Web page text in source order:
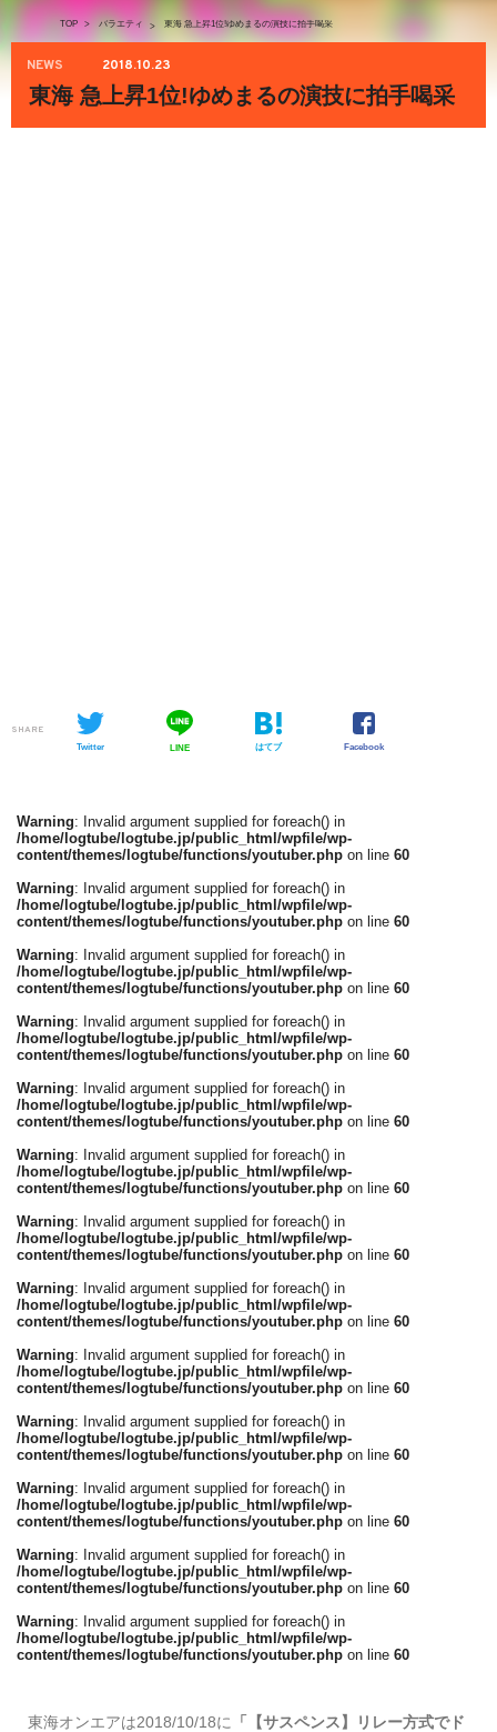
TOP > バラエティ > 東海 急上昇1位!ゆめまるの演技に拍手喝采
NEWS 2018.10.23
東海 急上昇1位!ゆめまるの演技に拍手喝采
SHARE
Twitter LINE はてブ Facebook
Warning: Invalid argument supplied for foreach() in
/home/logtube/logtube.jp/public_html/wpfile/wp-
content/themes/logtube/functions/youtuber.php on line 60
Warning: Invalid argument supplied for foreach() in
/home/logtube/logtube.jp/public_html/wpfile/wp-
content/themes/logtube/functions/youtuber.php on line 60
Warning: Invalid argument supplied for foreach() in
/home/logtube/logtube.jp/public_html/wpfile/wp-
content/themes/logtube/functions/youtuber.php on line 60
Warning: Invalid argument supplied for foreach() in
/home/logtube/logtube.jp/public_html/wpfile/wp-
content/themes/logtube/functions/youtuber.php on line 60
Warning: Invalid argument supplied for foreach() in
/home/logtube/logtube.jp/public_html/wpfile/wp-
content/themes/logtube/functions/youtuber.php on line 60
Warning: Invalid argument supplied for foreach() in
/home/logtube/logtube.jp/public_html/wpfile/wp-
content/themes/logtube/functions/youtuber.php on line 60
Warning: Invalid argument supplied for foreach() in
/home/logtube/logtube.jp/public_html/wpfile/wp-
content/themes/logtube/functions/youtuber.php on line 60
Warning: Invalid argument supplied for foreach() in
/home/logtube/logtube.jp/public_html/wpfile/wp-
content/themes/logtube/functions/youtuber.php on line 60
Warning: Invalid argument supplied for foreach() in
/home/logtube/logtube.jp/public_html/wpfile/wp-
content/themes/logtube/functions/youtuber.php on line 60
Warning: Invalid argument supplied for foreach() in
/home/logtube/logtube.jp/public_html/wpfile/wp-
content/themes/logtube/functions/youtuber.php on line 60
Warning: Invalid argument supplied for foreach() in
/home/logtube/logtube.jp/public_html/wpfile/wp-
content/themes/logtube/functions/youtuber.php on line 60
Warning: Invalid argument supplied for foreach() in
/home/logtube/logtube.jp/public_html/wpfile/wp-
content/themes/logtube/functions/youtuber.php on line 60
Warning: Invalid argument supplied for foreach() in
/home/logtube/logtube.jp/public_html/wpfile/wp-
content/themes/logtube/functions/youtuber.php on line 60
東海オンエアは2018/10/18に
「【サスペンス】リレー方式でド